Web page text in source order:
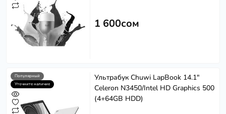
1 600сом
Популярный
Уточните наличие
Ультрабук Chuwi LapBook 14.1"
Celeron N3450/Intel HD Graphics 500
(4+64GB HDD)